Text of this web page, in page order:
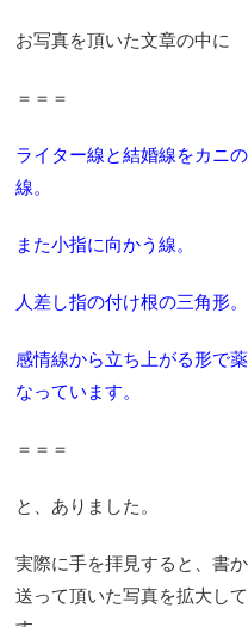
お写真を頂いた文章の中に
＝＝＝
ライター線と結婚線をカニ
線。
また小指に向かう線。
人差し指の付け根の三角形。
感情線から立ち上がる形で
なっています。
＝＝＝
と、ありました。
実際に手を拝見すると、書
送って頂いた写真を拡大し